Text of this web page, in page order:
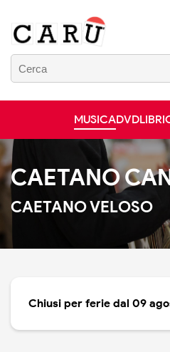
MUSICADVDLIBRI
CAETANO
CAETANO VELOSO
Chiusi per ferie dal 09